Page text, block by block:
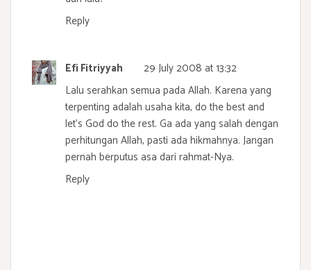
Reply
Efi Fitriyyah
29 July 2008 at 13:32
Lalu serahkan semua pada Allah. Karena yang
terpenting adalah usaha kita, do the best and
let's God do the rest. Ga ada yang salah dengan
perhitungan Allah, pasti ada hikmahnya. Jangan
pernah berputus asa dari rahmat-Nya.
Reply